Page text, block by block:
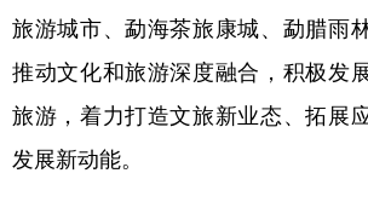
旅游城市、勐海茶旅康城、勐腊雨
推动文化和旅游深度融合，积极发
旅游，着力打造文旅新业态、拓展
发展新动能。